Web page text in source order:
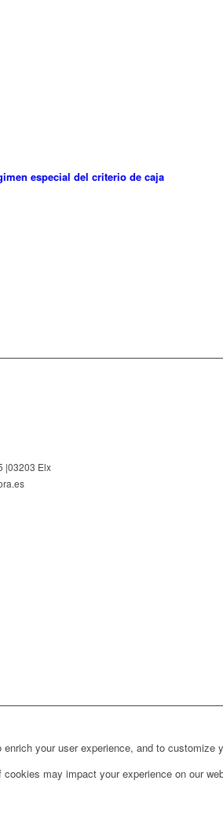
especial del criterio de caja
|03203 Elx
your user experience, and to customize
may impact your experience on our